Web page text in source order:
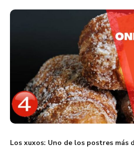
Los xuxos: Uno de los postres más